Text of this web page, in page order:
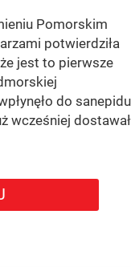
Pomorskim
potwierdziła
jest to pierwsze
do sanepidu
wcześniej dostawał